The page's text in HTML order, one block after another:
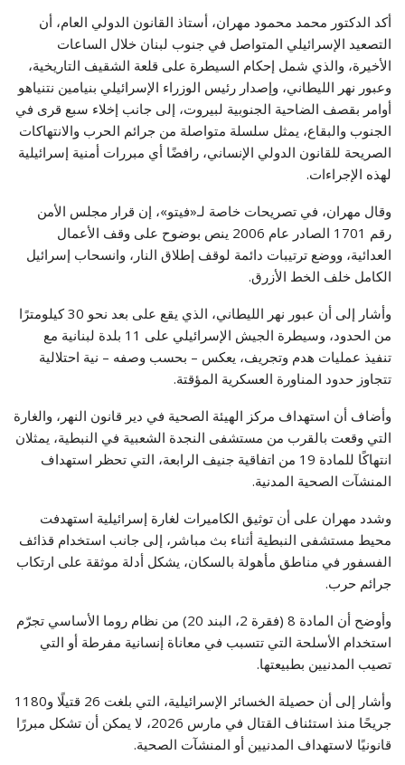
أكد الدكتور محمد محمود مهران، أستاذ القانون الدولي العام، أن
التصعيد الإسرائيلي المتواصل في جنوب لبنان خلال الساعات
الأخيرة، والذي شمل إحكام السيطرة على قلعة الشقيف التاريخية،
وعبور نهر الليطاني، وإصدار رئيس الوزراء الإسرائيلي بنيامين نتنياهو
أوامر بقصف الضاحية الجنوبية لبيروت، إلى جانب إخلاء سبع قرى في
الجنوب والبقاع، يمثل سلسلة متواصلة من جرائم الحرب والانتهاكات
الصريحة للقانون الدولي الإنساني، رافضًا أي مبررات أمنية إسرائيلية
لهذه الإجراءات.
وقال مهران، في تصريحات خاصة لـ«فيتو»، إن قرار مجلس الأمن
رقم 1701 الصادر عام 2006 ينص بوضوح على وقف الأعمال
العدائية، ووضع ترتيبات دائمة لوقف إطلاق النار، وانسحاب إسرائيل
الكامل خلف الخط الأزرق.
وأشار إلى أن عبور نهر الليطاني، الذي يقع على بعد نحو 30 كيلومترًا
من الحدود، وسيطرة الجيش الإسرائيلي على 11 بلدة لبنانية مع
تنفيذ عمليات هدم وتجريف، يعكس – بحسب وصفه – نية احتلالية
تتجاوز حدود المناورة العسكرية المؤقتة.
وأضاف أن استهداف مركز الهيئة الصحية في دير قانون النهر، والغارة
التي وقعت بالقرب من مستشفى النجدة الشعبية في النبطية، يمثلان
انتهاكًا للمادة 19 من اتفاقية جنيف الرابعة، التي تحظر استهداف
المنشآت الصحية المدنية.
وشدد مهران على أن توثيق الكاميرات لغارة إسرائيلية استهدفت
محيط مستشفى النبطية أثناء بث مباشر، إلى جانب استخدام قذائف
الفسفور في مناطق مأهولة بالسكان، يشكل أدلة موثقة على ارتكاب
جرائم حرب.
وأوضح أن المادة 8 (فقرة 2، البند 20) من نظام روما الأساسي تجرّم
استخدام الأسلحة التي تتسبب في معاناة إنسانية مفرطة أو التي
تصيب المدنيين بطبيعتها.
وأشار إلى أن حصيلة الخسائر الإسرائيلية، التي بلغت 26 قتيلًا و1180
جريحًا منذ استئناف القتال في مارس 2026، لا يمكن أن تشكل مبررًا
قانونيًا لاستهداف المدنيين أو المنشآت الصحية.